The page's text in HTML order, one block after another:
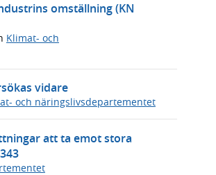
omställning (KN
Klimat- och
vidare
och näringslivsdepartementet
att ta emot stora